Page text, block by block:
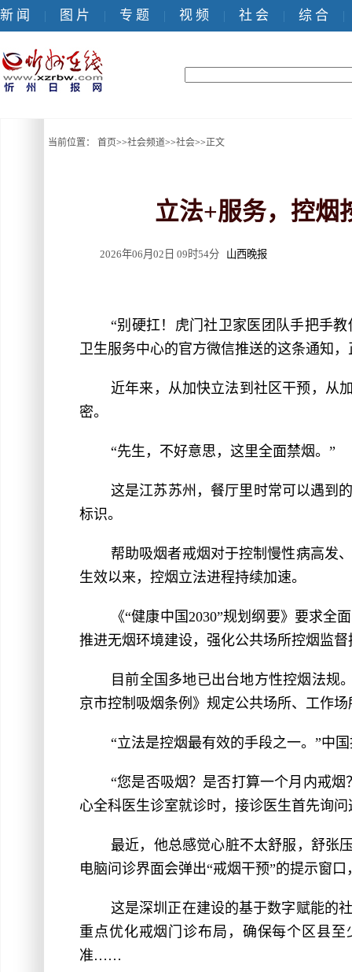
新 闻 | 图 片 | 专 题 | 视 频 | 社 会 | 综 合 |
当前位置： 首页>>社会频道>>社会>>正文
立法+服务，控烟
2026年06月02日 09时54分 山西晚报
“别硬扛！虎门社卫家医团队手把手
卫生服务中心的官方微信推送的这条通知
近年来，从加快立法到社区干预，从
密。
“先生，不好意思，这里全面禁烟。”
这是江苏苏州，餐厅里时常可以遇到
标识。
帮助吸烟者戒烟对于控制慢性病高发
生效以来，控烟立法进程持续加速。
《“健康中国2030”规划纲要》要求
推进无烟环境建设，强化公共场所控烟监
目前全国多地已出台地方性控烟法规
京市控制吸烟条例》规定公共场所、工作
“立法是控烟最有效的手段之一。”中
“您是否吸烟？是否打算一个月内戒
心全科医生诊室就诊时，接诊医生首先询
最近，他总感觉心脏不太舒服，舒张
电脑问诊界面会弹出“戒烟干预”的提示窗
这是深圳正在建设的基于数字赋能的
重点优化戒烟门诊布局，确保每个区县
准……